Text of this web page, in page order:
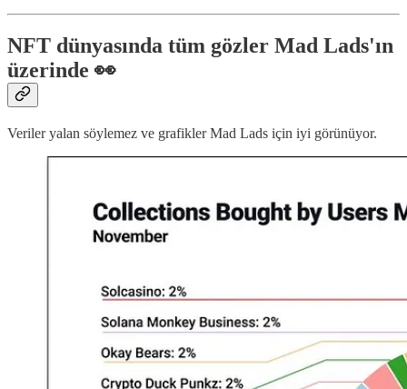
NFT dünyasında tüm gözler Mad Lads'ın
üzerinde 👀
Veriler yalan söylemez ve grafikler Mad Lads için iyi görünüyor.